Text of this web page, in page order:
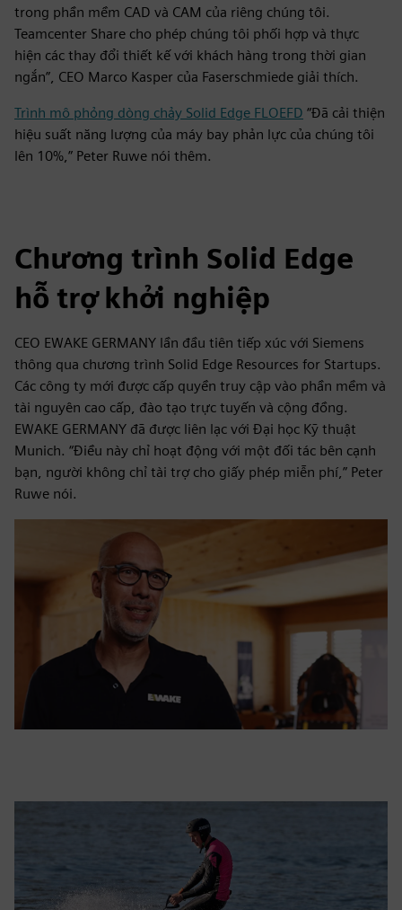
trong phần mềm CAD và CAM của riêng chúng tôi.
Teamcenter Share cho phép chúng tôi phối hợp và thực
hiện các thay đổi thiết kế với khách hàng trong thời gian
ngắn”, CEO Marco Kasper của Faserschmiede giải thích.
Trình mô phỏng dòng chảy Solid Edge FLOEFD “Đã cải thiện
hiệu suất năng lượng của máy bay phản lực của chúng tôi
lên 10%,” Peter Ruwe nói thêm.
Chương trình Solid Edge
hỗ trợ khởi nghiệp
CEO EWAKE GERMANY lần đầu tiên tiếp xúc với Siemens
thông qua chương trình Solid Edge Resources for Startups.
Các công ty mới được cấp quyền truy cập vào phần mềm và
tài nguyên cao cấp, đào tạo trực tuyến và cộng đồng.
EWAKE GERMANY đã được liên lạc với Đại học Kỹ thuật
Munich. “Điều này chỉ hoạt động với một đối tác bên cạnh
bạn, người không chỉ tài trợ cho giấy phép miễn phí,” Peter
Ruwe nói.